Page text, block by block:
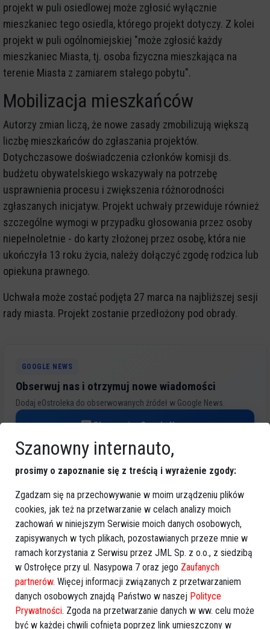
projekt w puli osiedlowej może zgłosić wyłącznie
mieszkaniec tego osiedla, którego projekt dotyczy. Z kolei
projekt w puli ogólnomiejskiej "może zgłosić każdy
mieszkaniec Miasta, tj. osoba fizyczna mieszkająca na
terenie Miasta z zamiarem stałego pobytu".
Mobilizacja mieszkańców
Autorzy zmian liczą, że nowe zasady zmobilizują większą
liczbę mieszkańców do zgłaszania projektów.
Dotychczasowe doświadczenia członków komisji ds.
budżetu obywatelskiego wskazywały na potrzebę
usprawnienia procesu i zwiększenia różnorodności
zgłaszanych inicjatyw. Projekt uchwały przewiduje również
szczególne wymogi w przypadku głosowania przez osoby
niepełnoletnie - do karty złożonej przez osobę, która nie
ukończyła 13 roku życia, należy dołączyć zgodę rodzica lub
opiekuna prawnego.
Uchwała może zostać podjęta 27 marca na najbliższej sesji
rady miasta. Projekt zostanie przedłożony pod obrady.
GOOGLE NEWS
Obserwuj nas i otrzymuj nowe wiadomości
Dodaj eOstroleka do obserwowanych źródeł w Google News.
Obserwuj w Google News
Więcej o:budżet obywatelski ,zaangażowanie mieszkańców
projekty ogólnomiejskie,głosowanie,rada miasta
Szanowny internauto,
prosimy o zapoznanie się z treścią i wyrażenie zgody:
Zgadzam się na przechowywanie w moim urządzeniu plików
cookies, jak też na przetwarzanie w celach analizy moich
zachowań w niniejszym Serwisie moich danych osobowych,
zapisywanych w tych plikach, pozostawianych przeze mnie w
ramach korzystania z Serwisu przez JML Sp. z o.o., z siedzibą
w Ostrołęce przy ul. Nasypowa 7 oraz jego Zaufanych
partnerów. Więcej informacji związanych z przetwarzaniem
danych osobowych znajdą Państwo w naszej Polityce
Prywatności. Zgoda na przetwarzanie danych w ww. celu może
być w każdej chwili cofnięta poprzez link umieszczony w